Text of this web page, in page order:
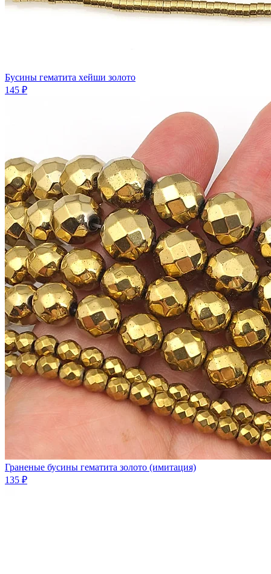
Бусины гематита хейши золото
145 ₽
Граненые бусины гематита золото (имитация)
135 ₽